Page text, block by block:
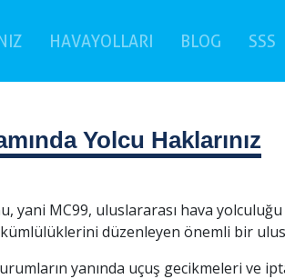
HAVAYOLLARI BLOG SSS
Yolcu Haklarınız
yani MC99, uluslararası hava
düzenleyen önemli bir
yanında uçuş gecikmeleri ve